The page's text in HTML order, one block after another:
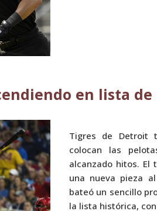
en lista
Tigres de Detroit
colocan las
alcanzado hitos. El
una nueva pieza
bateó un sencillo
la lista histórica,